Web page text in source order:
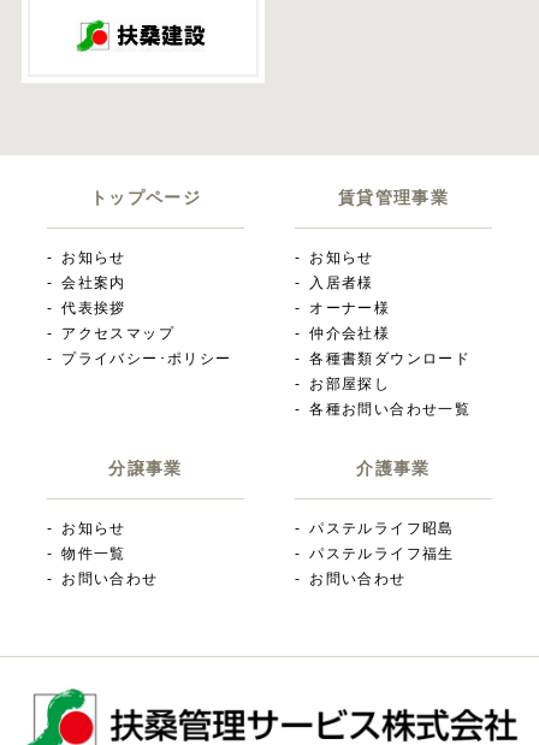
トップページ
お知らせ
会社案内
代表挨拶
アクセスマップ
プライバシー･ポリシー
賃貸管理事業
お知らせ
入居者様
オーナー様
仲介会社様
各種書類ダウンロード
お部屋探し
各種お問い合わせ一覧
分譲事業
お知らせ
物件一覧
お問い合わせ
介護事業
パステルライフ昭島
パステルライフ福生
お問い合わせ